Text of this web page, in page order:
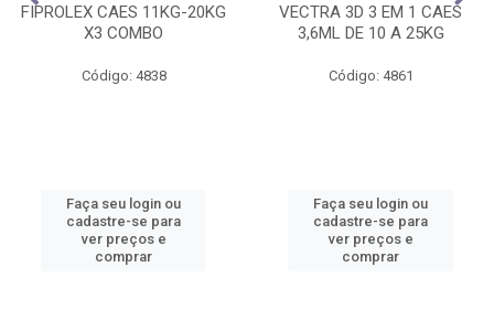
FIPROLEX CAES 11KG-20KG
X3 COMBO
Código: 4838
Faça seu login ou
cadastre-se para
ver preços e
comprar
VECTRA 3D 3 EM 1 CAES
3,6ML DE 10 A 25KG
Código: 4861
Faça seu login ou
cadastre-se para
ver preços e
comprar